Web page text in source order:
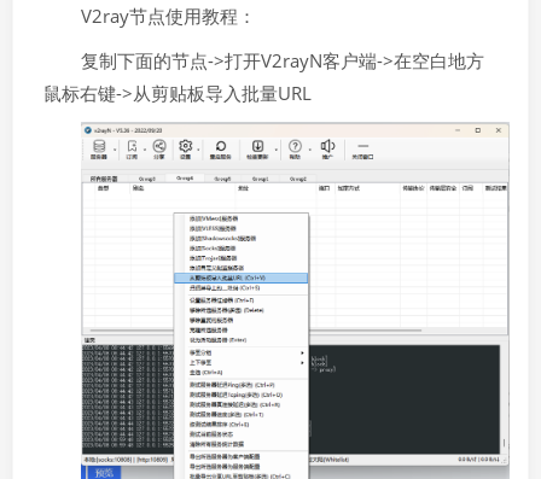
V2ray节点使用教程：
复制下面的节点->打开V2rayN客户端->在空白地方
鼠标右键->从剪贴板导入批量URL